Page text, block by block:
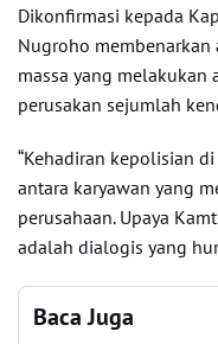
Dikonfirmasi kepada
Nugroho membenarkan
massa yang melakukan
perusakan sejumlah
“Kehadiran kepolisian
antara karyawan yang
perusahaan. Upaya
adalah dialogis yang
Baca Juga